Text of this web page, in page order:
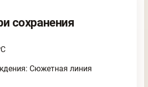
сохранения
Сюжетная линия